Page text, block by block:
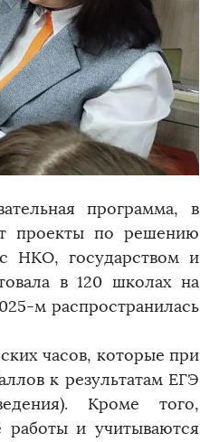
программа, в
проекты по решению
НКО, государством и
в 120 школах на
м распространилась
часов, которые при
к результатам ЕГЭ
Кроме того,
и учитываются